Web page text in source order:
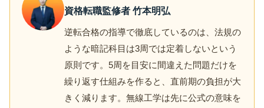
資格転職監修者 竹本明弘
逆転合格の指導で徹底しているのは、法規の
ような暗記科目は3周では定着しないという
原則です。5周を目安に間違えた問題だけを
繰り返す仕組みを作ると、直前期の負担が大
きく減ります。無線工学は先に公式の意味を